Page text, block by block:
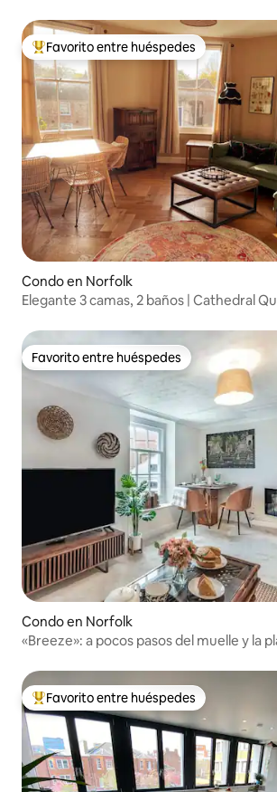
Favorito entre huéspedes preferido
Favorito entre huéspedes
Condo en Norfolk
Elegante 3 camas, 2 baños | Cathedral
Favorito entre huéspedes
Favorito entre huéspedes
Condo en Norfolk
«Breeze»: a pocos pasos del muelle y la
Favorito entre huéspedes preferido
Favorito entre huéspedes